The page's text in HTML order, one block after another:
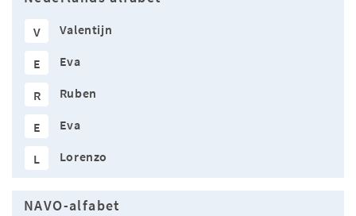
V Valentijn
E Eva
R Ruben
E Eva
L Lorenzo
NAVO-alfabet